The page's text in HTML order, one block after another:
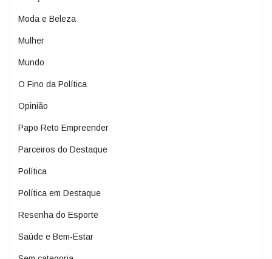
Moda e Beleza
Mulher
Mundo
O Fino da Política
Opinião
Papo Reto Empreender
Parceiros do Destaque
Política
Política em Destaque
Resenha do Esporte
Saúde e Bem-Estar